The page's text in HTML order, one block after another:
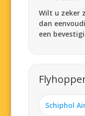
Wilt u zeker
dan
een
Schiphol